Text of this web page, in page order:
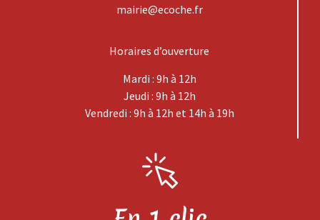
mairie@ecoche.fr
Horaires d’ouverture
Mardi : 9h à 12h
Jeudi : 9h à 12h
Vendredi : 9h à 12h et 14h à 19h